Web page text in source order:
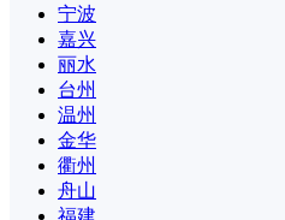
宁波
嘉兴
丽水
台州
温州
金华
衢州
舟山
福建